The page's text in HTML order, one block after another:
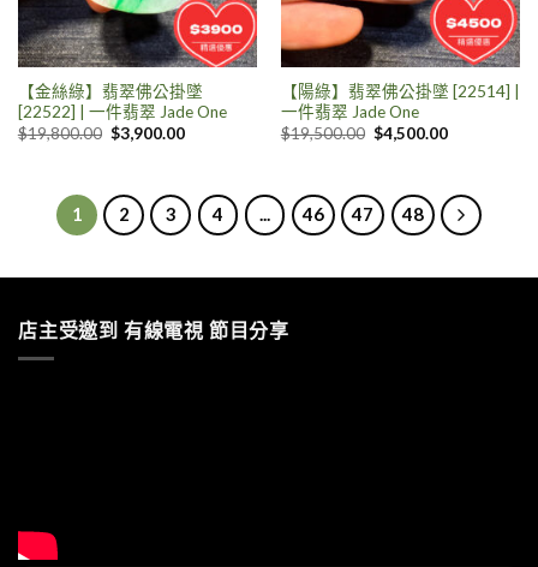
【金絲綠】翡翠佛公掛墜
[22522] | 一件翡翠 Jade One
$19,800.00 $3,900.00
【陽綠】翡翠佛公掛墜 [22514] |
一件翡翠 Jade One
$19,500.00 $4,500.00
1 2 3 4 ... 46 47 48
店主受邀到 有線電視 節目分享